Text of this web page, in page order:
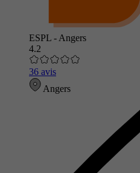
ESPL - Angers
4.2
36 avis
Angers